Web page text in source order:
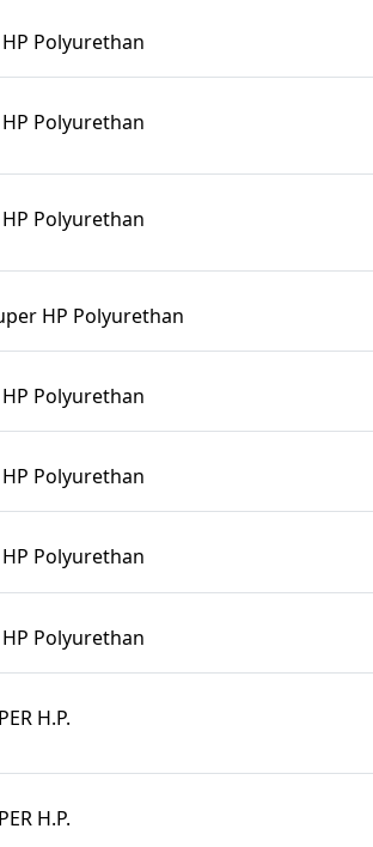
Polyurethan
Polyurethan
Polyurethan
HP Polyurethan
Polyurethan
Polyurethan
Polyurethan
Polyurethan
H.P.
H.P.